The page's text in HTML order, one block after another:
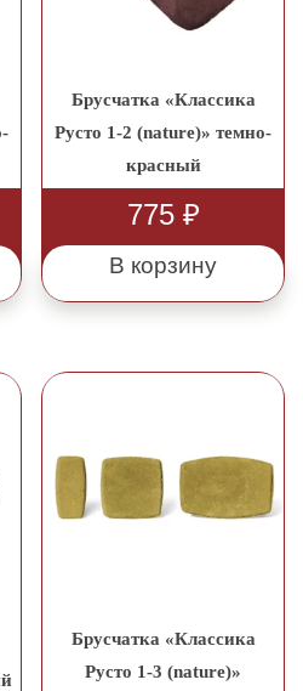
Брусчатка «Классика
Русто 1-2 (nature)» темно-
красный
775 ₽
В корзину
Брусчатка «Классика
Русто 1-3 (nature)»